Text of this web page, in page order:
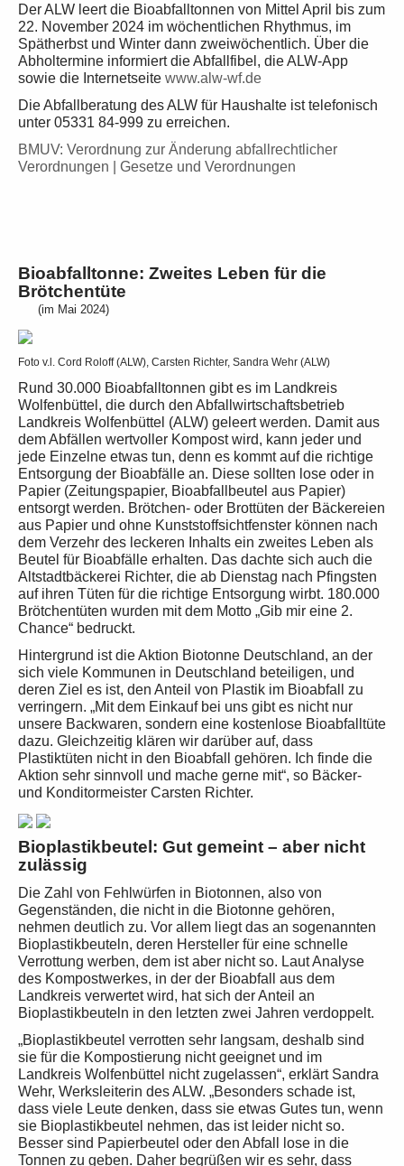
Der ALW leert die Bioabfalltonnen von Mittel April bis zum
22. November 2024 im wöchentlichen Rhythmus, im
Spätherbst und Winter dann zweiwöchentlich. Über die
Abholtermine informiert die Abfallfibel, die ALW-App
sowie die Internetseite www.alw-wf.de
Die Abfallberatung des ALW für Haushalte ist telefonisch
unter 05331 84-999 zu erreichen.
BMUV: Verordnung zur Änderung abfallrechtlicher
Verordnungen | Gesetze und Verordnungen
Bioabfalltonne: Zweites Leben für die
Brötchentüte
(im Mai 2024)
Foto v.l. Cord Roloff (ALW), Carsten Richter, Sandra Wehr (ALW)
Rund 30.000 Bioabfalltonnen gibt es im Landkreis
Wolfenbüttel, die durch den Abfallwirtschaftsbetrieb
Landkreis Wolfenbüttel (ALW) geleert werden. Damit aus
dem Abfällen wertvoller Kompost wird, kann jeder und
jede Einzelne etwas tun, denn es kommt auf die richtige
Entsorgung der Bioabfälle an. Diese sollten lose oder in
Papier (Zeitungspapier, Bioabfallbeutel aus Papier)
entsorgt werden. Brötchen- oder Brottüten der Bäckereien
aus Papier und ohne Kunststoffsichtfenster können nach
dem Verzehr des leckeren Inhalts ein zweites Leben als
Beutel für Bioabfälle erhalten. Das dachte sich auch die
Altstadtbäckerei Richter, die ab Dienstag nach Pfingsten
auf ihren Tüten für die richtige Entsorgung wirbt. 180.000
Brötchentüten wurden mit dem Motto „Gib mir eine 2.
Chance“ bedruckt.
Hintergrund ist die Aktion Biotonne Deutschland, an der
sich viele Kommunen in Deutschland beteiligen, und
deren Ziel es ist, den Anteil von Plastik im Bioabfall zu
verringern. „Mit dem Einkauf bei uns gibt es nicht nur
unsere Backwaren, sondern eine kostenlose Bioabfalltüte
dazu. Gleichzeitig klären wir darüber auf, dass
Plastiktüten nicht in den Bioabfall gehören. Ich finde die
Aktion sehr sinnvoll und mache gerne mit“, so Bäcker-
und Konditormeister Carsten Richter.
Bioplastikbeutel: Gut gemeint – aber nicht
zulässig
Die Zahl von Fehlwürfen in Biotonnen, also von
Gegenständen, die nicht in die Biotonne gehören,
nehmen deutlich zu. Vor allem liegt das an sogenannten
Bioplastikbeuteln, deren Hersteller für eine schnelle
Verrottung werben, dem ist aber nicht so. Laut Analyse
des Kompostwerkes, in der der Bioabfall aus dem
Landkreis verwertet wird, hat sich der Anteil an
Bioplastikbeuteln in den letzten zwei Jahren verdoppelt.
„Bioplastikbeutel verrotten sehr langsam, deshalb sind
sie für die Kompostierung nicht geeignet und im
Landkreis Wolfenbüttel nicht zugelassen“, erklärt Sandra
Wehr, Werksleiterin des ALW. „Besonders schade ist,
dass viele Leute denken, dass sie etwas Gutes tun, wenn
sie Bioplastikbeutel nehmen, das ist leider nicht so.
Besser sind Papierbeutel oder den Abfall lose in die
Tonnen zu geben. Daher begrüßen wir es sehr, dass